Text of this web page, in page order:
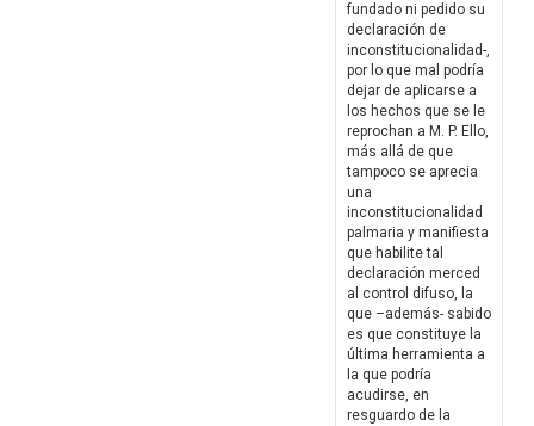
fundado ni pedido su
declaración de
inconstitucionalidad-,
por lo que mal podría
dejar de aplicarse a
los hechos que se le
reprochan a M. P. Ello,
más allá de que
tampoco se aprecia
una
inconstitucionalidad
palmaria y manifiesta
que habilite tal
declaración merced
al control difuso, la
que –además- sabido
es que constituye la
última herramienta a
la que podría
acudirse, en
resguardo de la